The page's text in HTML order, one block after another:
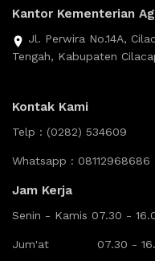
Kantor Kementerian
Jl. Perwira No.14A,
Tengah, Kabupaten
Kontak Kami
Telp : (0282) 534609
Whatsapp : 08112968686
Jam Kerja
Senin - Kamis 07.30 -
Jum'at 07.30 -